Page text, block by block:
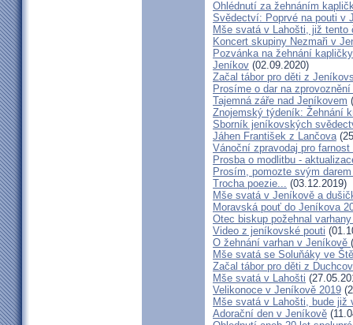
Ohlédnutí za žehnáním
Svědectví: Poprvé na pouti v
Mše svatá v Lahošti, již tento
Koncert skupiny Nezmaři v
Pozvánka na žehnání
Jeníkov (02.09.2020)
Začal tábor pro děti z
Prosíme o dar na
Tajemná záře nad Jeníkovem
Znojemský týdeník: Žehnání
Sborník jeníkovských
Jáhen František z Lančova
Vánoční zpravodaj pro
Prosba o modlitbu -
Prosím, pomozte svým
Trocha poezie... (03.12.2019)
Mše svatá v Jeníkově a
Moravská pouť do Jeníkova
Otec biskup požehnal
Video z jeníkovské pouti
O žehnání varhan v Jeníkově
Mše svatá se Soluňáky ve
Začal tábor pro děti z
Mše svatá v Lahošti
Velikonoce v Jeníkově 2019
Mše svatá v Lahošti, bude již
Adorační den v Jeníkově